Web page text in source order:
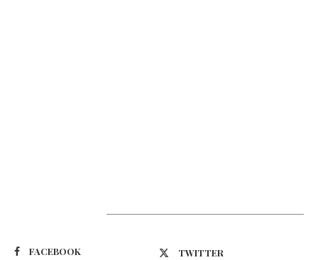
FACEBOOK TWITTER